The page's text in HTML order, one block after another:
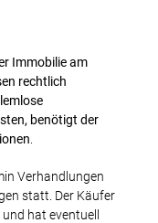
Immobilie am
rechtlich
benötigt der
Verhandlungen
statt. Der Käufer
hat eventuell